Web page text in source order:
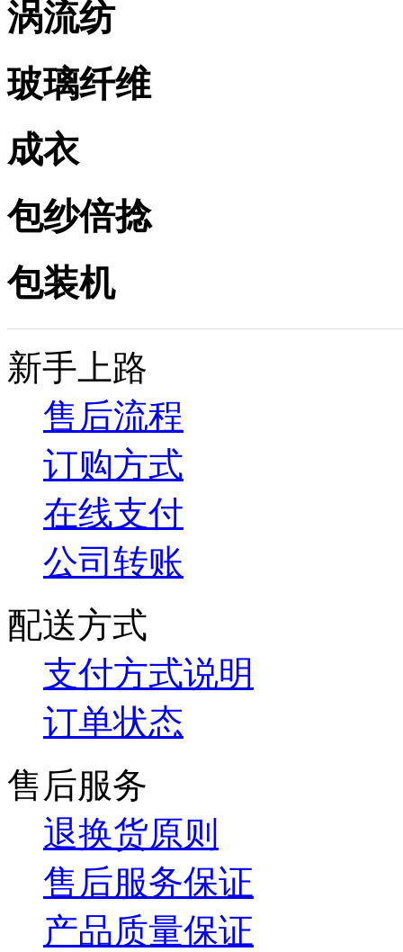
涡流纺
玻璃纤维
成衣
包纱倍捻
包装机
新手上路
售后流程
订购方式
在线支付
公司转账
配送方式
支付方式说明
订单状态
售后服务
退换货原则
售后服务保证
产品质量保证